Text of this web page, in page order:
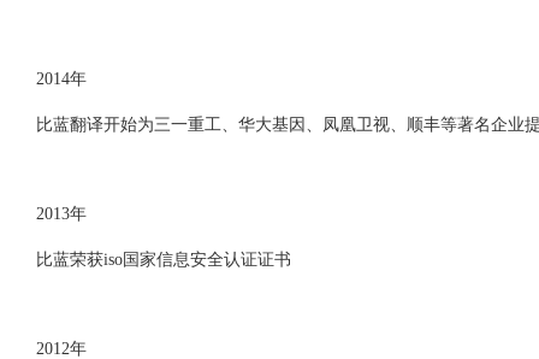
2014年
比蓝翻译开始为三一重工、华大基因、凤凰卫视、顺丰等著名企业
2013年
比蓝荣获iso国家信息安全认证证书
2012年